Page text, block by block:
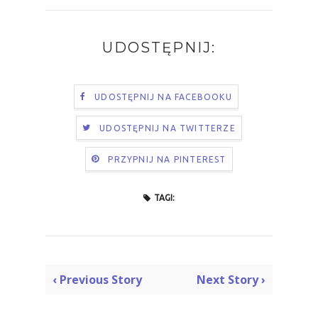
UDOSTĘPNIJ:
UDOSTĘPNIJ NA FACEBOOKU
UDOSTĘPNIJ NA TWITTERZE
PRZYPNIJ NA PINTEREST
TAGI:
‹ Previous Story Next Story ›